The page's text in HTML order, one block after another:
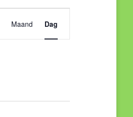
Evenement
weergaven
Maand Dag